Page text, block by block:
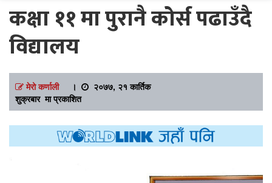
कक्षा ११ मा पुरानै कोर्स पढाउँदै
विद्यालय
मेरो कर्णाली।
२०७७, २१ कार्तिक
शुक्रबार मा प्रकाशित